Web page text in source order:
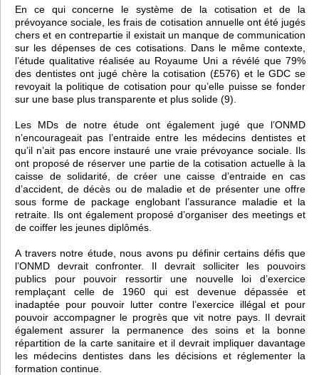
En ce qui concerne le système de la cotisation et de la
prévoyance sociale, les frais de cotisation annuelle ont été jugés
chers et en contrepartie il existait un manque de communication
sur les dépenses de ces cotisations. Dans le même contexte,
l’étude qualitative réalisée au Royaume Uni a révélé que 79%
des dentistes ont jugé chère la cotisation (£576) et le GDC se
revoyait la politique de cotisation pour qu’elle puisse se fonder
sur une base plus transparente et plus solide (9).
Les MDs de notre étude ont également jugé que l’ONMD
n’encourageait pas l’entraide entre les médecins dentistes et
qu’il n’ait pas encore instauré une vraie prévoyance sociale. Ils
ont proposé de réserver une partie de la cotisation actuelle à la
caisse de solidarité, de créer une caisse d’entraide en cas
d’accident, de décès ou de maladie et de présenter une offre
sous forme de package englobant l’assurance maladie et la
retraite. Ils ont également proposé d’organiser des meetings et
de coiffer les jeunes diplômés.
A travers notre étude, nous avons pu définir certains défis que
l’ONMD devrait confronter. Il devrait solliciter les pouvoirs
publics pour pouvoir ressortir une nouvelle loi d’exercice
remplaçant celle de 1960 qui est devenue dépassée et
inadaptée pour pouvoir lutter contre l’exercice illégal et pour
pouvoir accompagner le progrès que vit notre pays. Il devrait
également assurer la permanence des soins et la bonne
répartition de la carte sanitaire et il devrait impliquer davantage
les médecins dentistes dans les décisions et réglementer la
formation continue.